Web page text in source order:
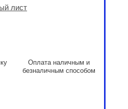
лист
Оплата наличным и
безналичным способом